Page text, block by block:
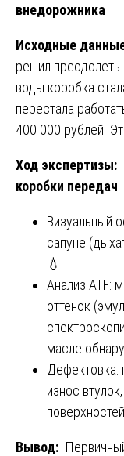
внедорожника
Исходные
решил
воды коробка
перестала
400 000 рублей.
Ход экспертизы:
коробки передач:
Визуальный
сапуне
💧
Анализ ATF:
оттенок
масле
Дефектовка:
износ
Вывод: